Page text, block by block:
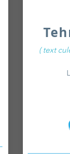
( text